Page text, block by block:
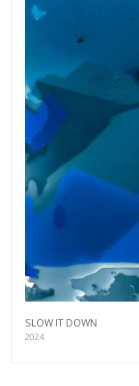
SLOW IT DOWN
2024